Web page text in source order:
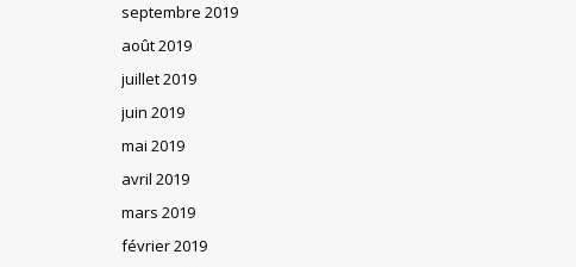
septembre 2019
août 2019
juillet 2019
juin 2019
mai 2019
avril 2019
mars 2019
février 2019